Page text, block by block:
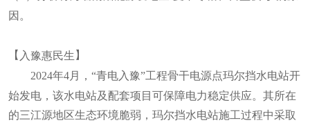
因。
【 入豫惠民生 】
2024年4月，“青电入豫”工程骨干电源点玛尔挡水电站开
始发电，该水电站及配套项目可保障电力稳定供应。其所在
的三江源地区生态环境脆弱，玛尔挡水电站施工过程中采取